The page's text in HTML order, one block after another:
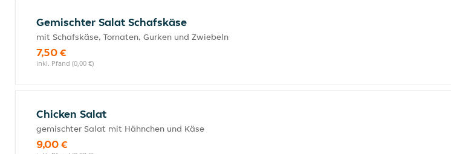
Gemischter Salat Schafskäse
mit Schafskäse, Tomaten, Gurken und Zwiebeln
7,50 €
inkl. Pfand (0,00 €)
Chicken Salat
gemischter Salat mit Hähnchen und Käse
9,00 €